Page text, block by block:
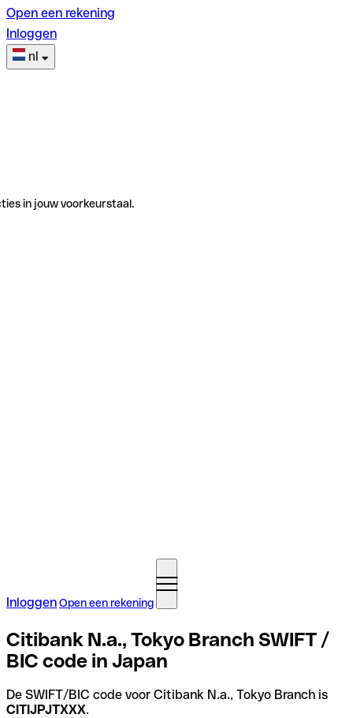
Open een rekening
Inloggen
nl
in jouw voorkeurstaal.
InloggenOpen een rekening
Citibank N.a., Tokyo Branch SWIFT /
BIC code in Japan
De SWIFT/BIC code voor Citibank N.a., Tokyo Branch is
CITIJPJTXXX.